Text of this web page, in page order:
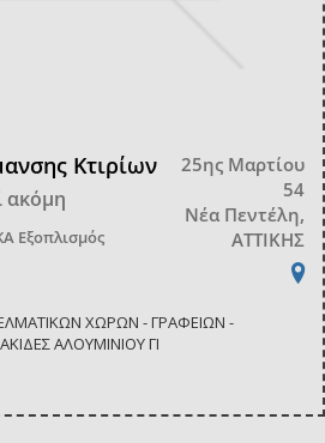
Κτιρίων
ακόμη
Εξοπλισμός
25ης Μαρτίου
54
Νέα Πεντέλη,
ΑΤΤΙΚΗΣ
ΧΩΡΩΝ - ΓΡΑΦΕΙΩΝ -
ΑΛΟΥΜΙΝΙΟΥ ΓΙ